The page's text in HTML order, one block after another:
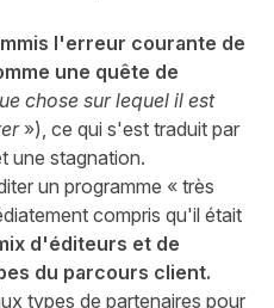
l'erreur courante de
une quête de
chose sur lequel il est
»), ce qui s'est traduit par
une stagnation.
un programme « très
compris qu'il était
d'éditeurs et de
du parcours client.
types de partenaires pour